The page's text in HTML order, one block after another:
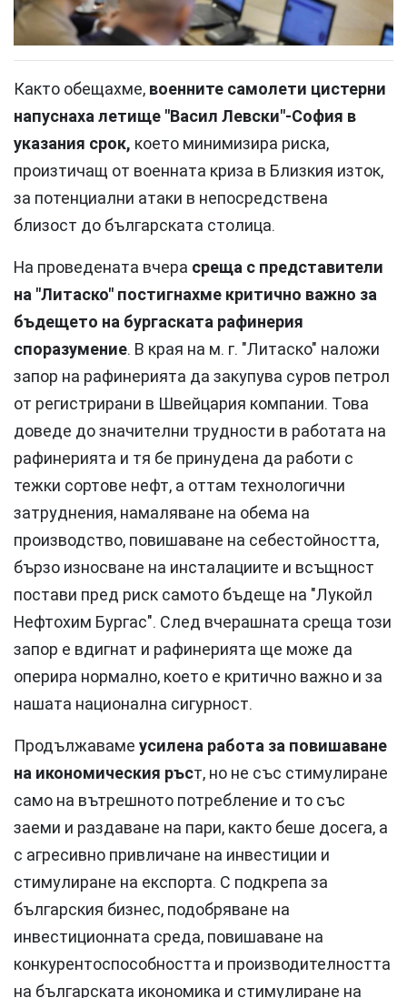
Както обещахме, военните самолети цистерни
напуснаха летище "Васил Левски"-София в
указания срок, което минимизира риска,
произтичащ от военната криза в Близкия изток,
за потенциални атаки в непосредствена
близост до българската столица.
На проведената вчера среща с представители
на "Литаско" постигнахме критично важно за
бъдещето на бургаската рафинерия
споразумение. В края на м. г. "Литаско" наложи
запор на рафинерията да закупува суров петрол
от регистрирани в Швейцария компании. Това
доведе до значителни трудности в работата на
рафинерията и тя бе принудена да работи с
тежки сортове нефт, а оттам технологични
затруднения, намаляване на обема на
производство, повишаване на себестойността,
бързо износване на инсталациите и всъщност
постави пред риск самото бъдеще на "Лукойл
Нефтохим Бургас". След вчерашната среща този
запор е вдигнат и рафинерията ще може да
оперира нормално, което е критично важно и за
нашата национална сигурност.
Продължаваме усилена работа за повишаване
на икономическия ръст, но не със стимулиране
само на вътрешното потребление и то със
заеми и раздаване на пари, както беше досега, а
с агресивно привличане на инвестиции и
стимулиране на експорта. С подкрепа за
българския бизнес, подобряване на
инвестиционната среда, повишаване на
конкурентоспособността и производителността
на българската икономика и стимулиране на